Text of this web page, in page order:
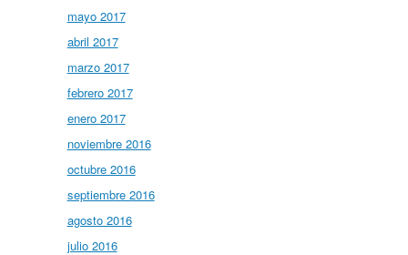
mayo 2017
abril 2017
marzo 2017
febrero 2017
enero 2017
noviembre 2016
octubre 2016
septiembre 2016
agosto 2016
julio 2016